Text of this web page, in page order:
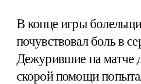
В конце игры
почувствовал боль в
Дежурившие на матче
скорой помощи